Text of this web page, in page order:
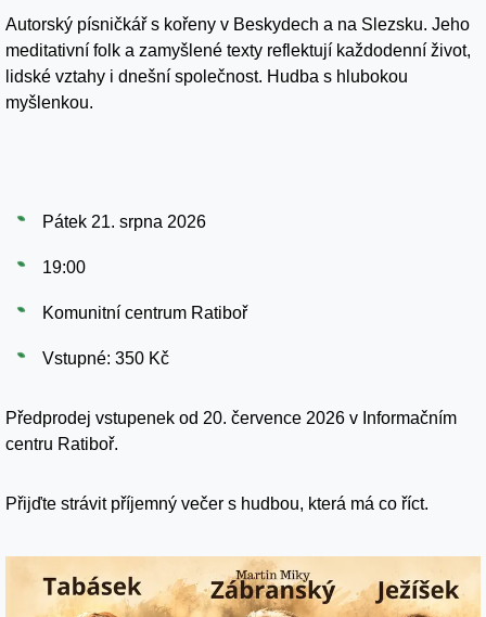
Autorský písničkář s kořeny v Beskydech a na Slezsku. Jeho
meditativní folk a zamyšlené texty reflektují každodenní život,
lidské vztahy i dnešní společnost. Hudba s hlubokou
myšlenkou.
Pátek 21. srpna 2026
19:00
Komunitní centrum Ratiboř
Vstupné: 350 Kč
Předprodej vstupenek od 20. července 2026 v Informačním
centru Ratiboř.
Přijďte strávit příjemný večer s hudbou, která má co říct.